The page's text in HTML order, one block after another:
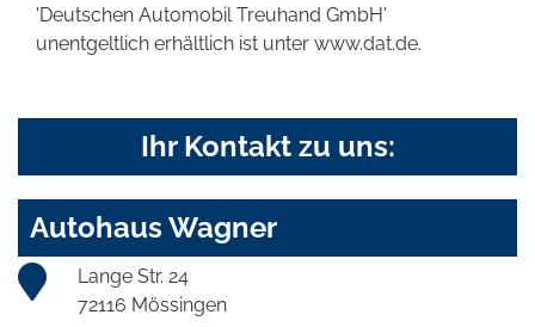
'Deutschen Automobil Treuhand GmbH'
unentgeltlich erhältlich ist unter www.dat.de.
Ihr Kontakt zu uns:
Autohaus Wagner
Lange Str. 24
72116 Mössingen